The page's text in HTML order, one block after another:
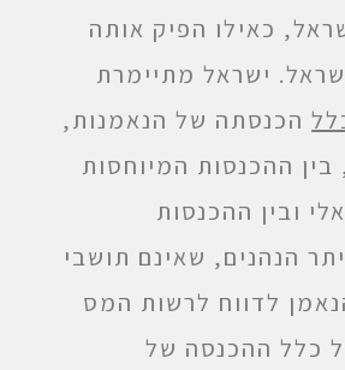
כאילו הפיק אותה
ישראל מתיימרת
הכנסתה של הנאמנות,
ההכנסות המיוחסות
ובין ההכנסות
הנהנים, שאינם תושבי
לדווח לרשות המס
כלל ההכנסה של